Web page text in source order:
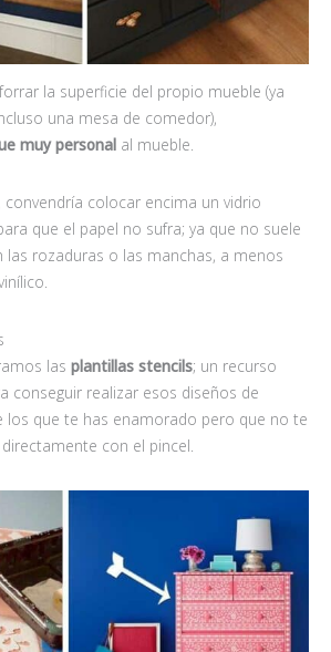
la superficie del propio mueble (ya
una mesa de comedor),
muy personal al mueble.
convendría colocar encima un vidrio
que el papel no sufra; ya que no suele
rozaduras o las manchas, a menos
las plantillas stencils; un recurso
conseguir realizar esos diseños de
los que te has enamorado pero que no te
con el pincel.